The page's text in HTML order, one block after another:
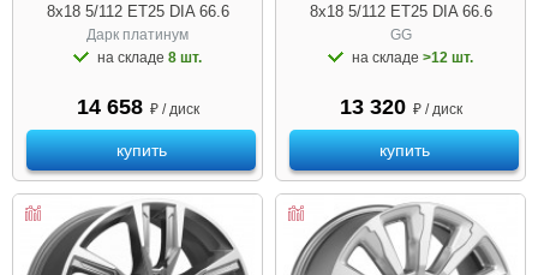
8x18 5/112 ET25 DIA 66.6
Дарк платинум
на складе 8 шт.
14 658 ₽ / диск
купить
8x18 5/112 ET25 DIA 66.6
GG
на складе >12 шт.
13 320 ₽ / диск
купить